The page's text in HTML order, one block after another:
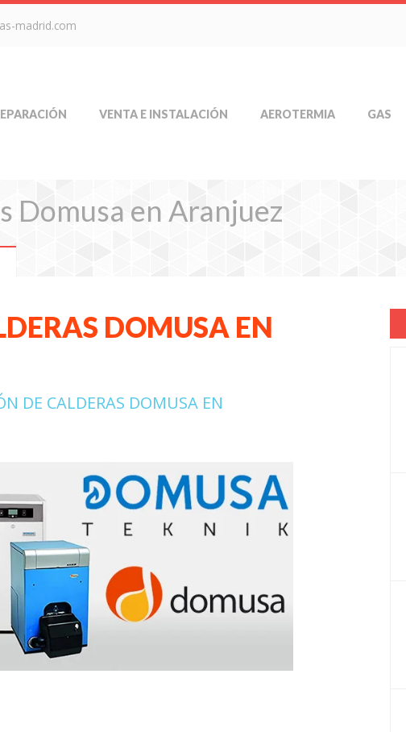
madrid.com
VENTA E INSTALACIÓN AEROTERMIA GAS
Domusa en Aranjuez
DOMUSA EN
DE CALDERAS DOMUSA EN